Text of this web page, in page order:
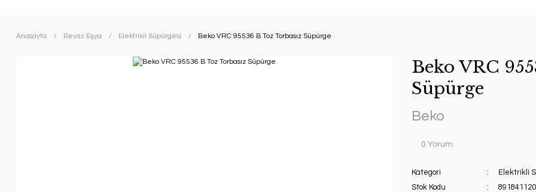
Anasayfa Beyaz Eşya Elektrikli Süpürgesi Beko VRC 95536 B Toz Torbasız Süpürge
Beko VRC
Süpürge
Beko
0 Yorum
Kategori
Elektrikli
Stok Kodu